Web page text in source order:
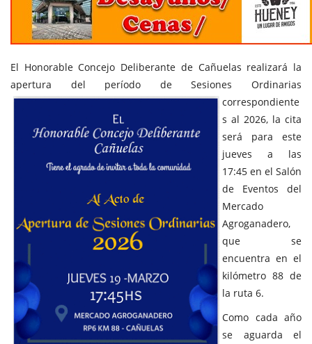
El Honorable Concejo Deliberante de Cañuelas realizará la
apertura del período de Sesiones Ordinarias
correspondiente
s al 2026, la cita
será para este
jueves a las
17:45 en el Salón
de Eventos del
Mercado
Agroganadero,
que se
encuentra en el
kilómetro 88 de
la ruta 6.
Como cada año
se aguarda el